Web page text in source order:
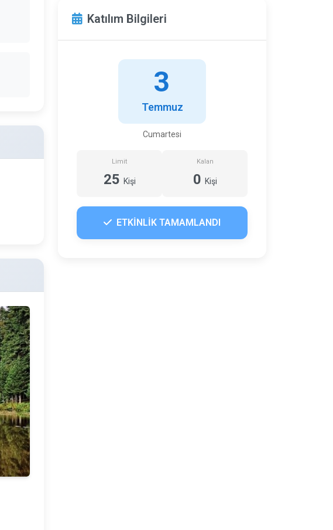
Katılım Bilgileri
3
Temmuz
Cumartesi
Limit
25 Kişi
Kalan
0 Kişi
ETKİNLİK TAMAMLANDI